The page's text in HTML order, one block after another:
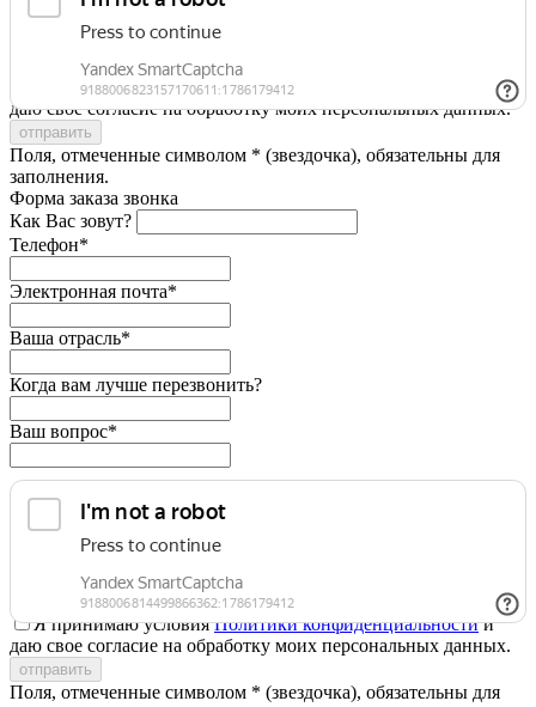
Я принимаю условияПолитики конфиденциальности
даю свое согласие на обработку моих персональных данных.
Поля, отмеченные символом * (звездочка), обязательны для
заполнения.
Форма заказа звонка
Как Вас зовут?
Телефон*
Электронная почта*
Ваша отрасль*
Когда вам лучше перезвонить?
Ваш вопрос*
Я принимаю условияПолитики конфиденциальностии
даю свое согласие на обработку моих персональных данных.
Поля, отмеченные символом * (звездочка), обязательны для